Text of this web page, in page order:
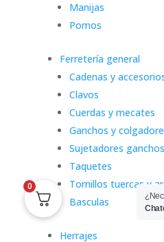
Manijas
Pomos
Ferretería general
Cadenas y
Clavos
Cuerdas y mecates
Ganchos y
Sujetadores
Taquetes
Tornillos tuercas y
Basculas
Herrajes
0